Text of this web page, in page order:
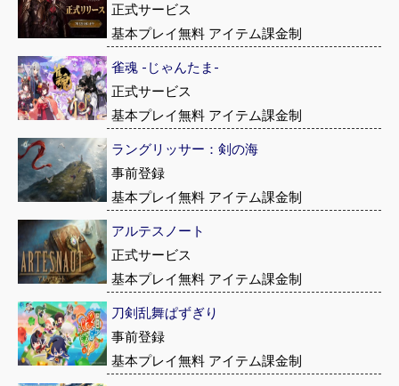
正式サービス
基本プレイ無料 アイテム課金制
雀魂 -じゃんたま-
正式サービス
基本プレイ無料 アイテム課金制
ラングリッサー：剣の海
事前登録
基本プレイ無料 アイテム課金制
アルテスノート
正式サービス
基本プレイ無料 アイテム課金制
刀剣乱舞ぱずぎり
事前登録
基本プレイ無料 アイテム課金制